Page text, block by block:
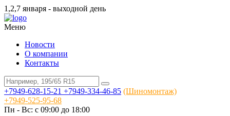
1,2,7 января - выходной день
Меню
Новости
О компании
Контакты
+7949-628-15-21 +7949-334-46-85 (Шиномонтаж)
+7949-525-95-68
Пн - Вс: c 09:00 до 18:00